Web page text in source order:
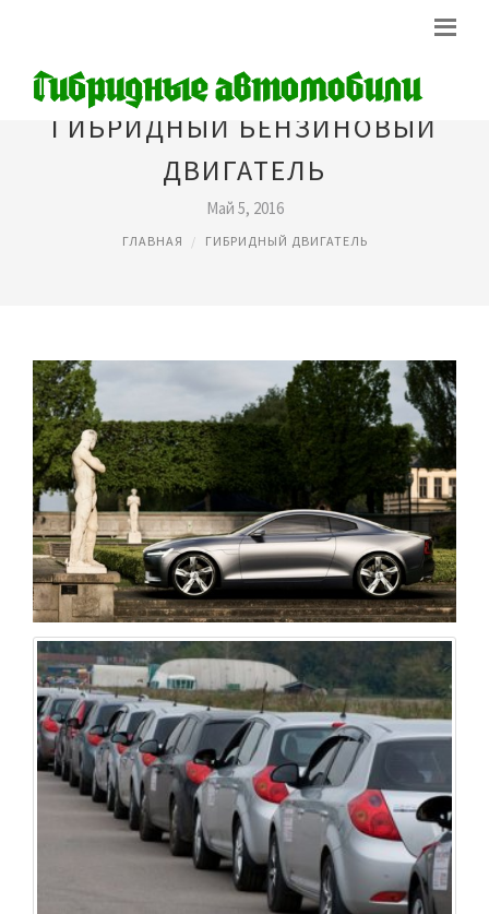
ГИБРИДНЫЙ БЕНЗИНОВЫЙ
ДВИГАТЕЛЬ
Май 5, 2016
ГЛАВНАЯ ГИБРИДНЫЙ ДВИГАТЕЛЬ